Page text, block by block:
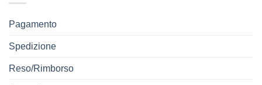
Pagamento
Spedizione
Reso/Rimborso